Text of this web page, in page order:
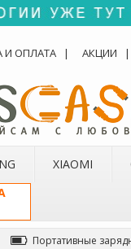
И ОПЛАТА АКЦИИ
XIAOMI
Портативные